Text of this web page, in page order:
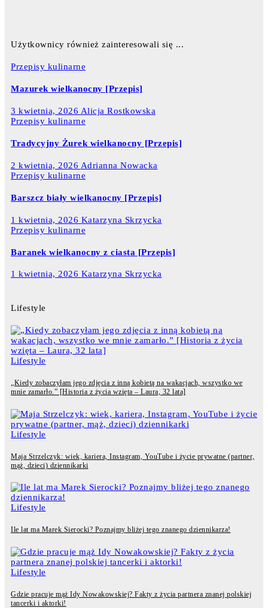
Użytkownicy również zainteresowali się ...
Przepisy kulinarne
Mazurek wielkanocny [Przepis]
3 kwietnia, 2026 Alicja Rostkowska
Przepisy kulinarne
Tradycyjny Żurek wielkanocny [Przepis]
2 kwietnia, 2026 Adrianna Nowacka
Przepisy kulinarne
Barszcz biały wielkanocny [Przepis]
1 kwietnia, 2026 Katarzyna Skrzycka
Przepisy kulinarne
Baranek wielkanocny z ciasta [Przepis]
1 kwietnia, 2026 Katarzyna Skrzycka
Lifestyle
Lifestyle
„Kiedy zobaczyłam jego zdjęcia z inną kobietą na wakacjach, wszystko we
mnie zamarło.” [Historia z życia wzięta – Laura, 32 lata]
Lifestyle
Maja Strzelczyk: wiek, kariera, Instagram, YouTube i życie prywatne (partner,
mąż, dzieci) dziennikarki
Lifestyle
Ile lat ma Marek Sierocki? Poznajmy bliżej tego znanego dziennikarza!
Lifestyle
Gdzie pracuje mąż Idy Nowakowskiej? Fakty z życia partnera znanej polskiej
tancerki i aktorki!